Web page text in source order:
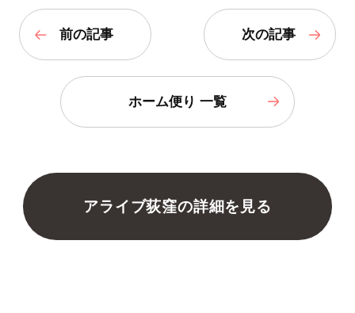
前の記事 次の記事
ホーム便り 一覧
アライブ荻窪の詳細を見る